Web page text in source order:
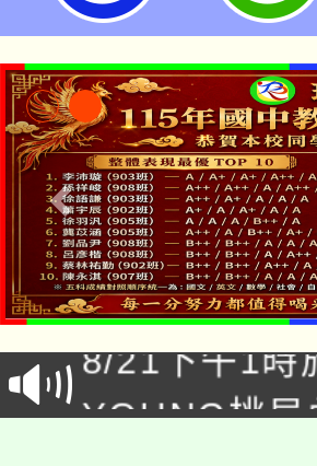
「本色祭」
場熱烈登場!
8/21下午1時
徵才活動。
YOUNG桃局